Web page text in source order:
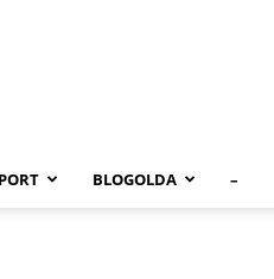
BLOGOLDA –